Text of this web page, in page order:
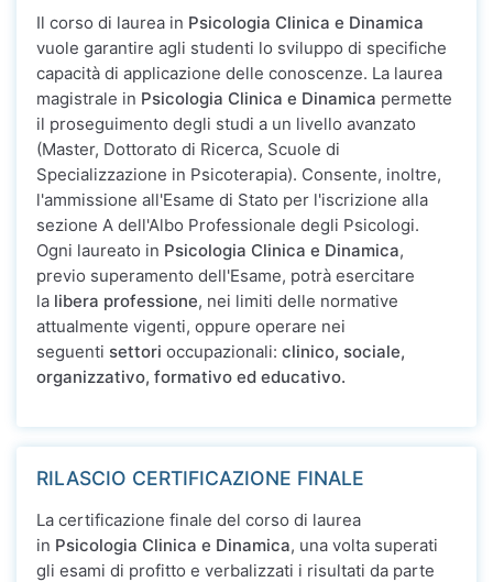
Il corso di laurea in Psicologia Clinica e Dinamica
vuole garantire agli studenti lo sviluppo di specifiche
capacità di applicazione delle conoscenze. La laurea
magistrale in Psicologia Clinica e Dinamica permette
il proseguimento degli studi a un livello avanzato
(Master, Dottorato di Ricerca, Scuole di
Specializzazione in Psicoterapia). Consente, inoltre,
l'ammissione all'Esame di Stato per l'iscrizione alla
sezione A dell'Albo Professionale degli Psicologi.
Ogni laureato in Psicologia Clinica e Dinamica,
previo superamento dell'Esame, potrà esercitare
la libera professione, nei limiti delle normative
attualmente vigenti, oppure operare nei
seguenti settori occupazionali: clinico, sociale,
organizzativo, formativo ed educativo.
RILASCIO CERTIFICAZIONE FINALE
La certificazione finale del corso di laurea
in Psicologia Clinica e Dinamica, una volta superati
gli esami di profitto e verbalizzati i risultati da parte